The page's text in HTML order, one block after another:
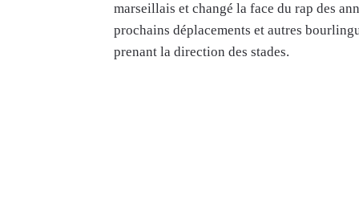
marseillais et changé la face du rap des
prochains déplacements et autres
prenant la direction des stades.